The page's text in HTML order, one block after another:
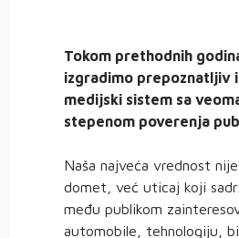
Tokom prethodnih
izgradimo prepoznatljiv
medijski sistem sa
stepenom poverenja
Naša najveća vrednost
domet, već uticaj koji
među publikom
automobile, tehnologiju,